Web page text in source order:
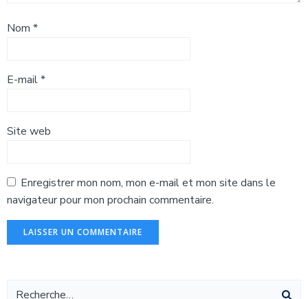
Nom *
E-mail*
Site web
Enregistrer mon nom, mon e-mail et mon site dans le
navigateur pour mon prochain commentaire.